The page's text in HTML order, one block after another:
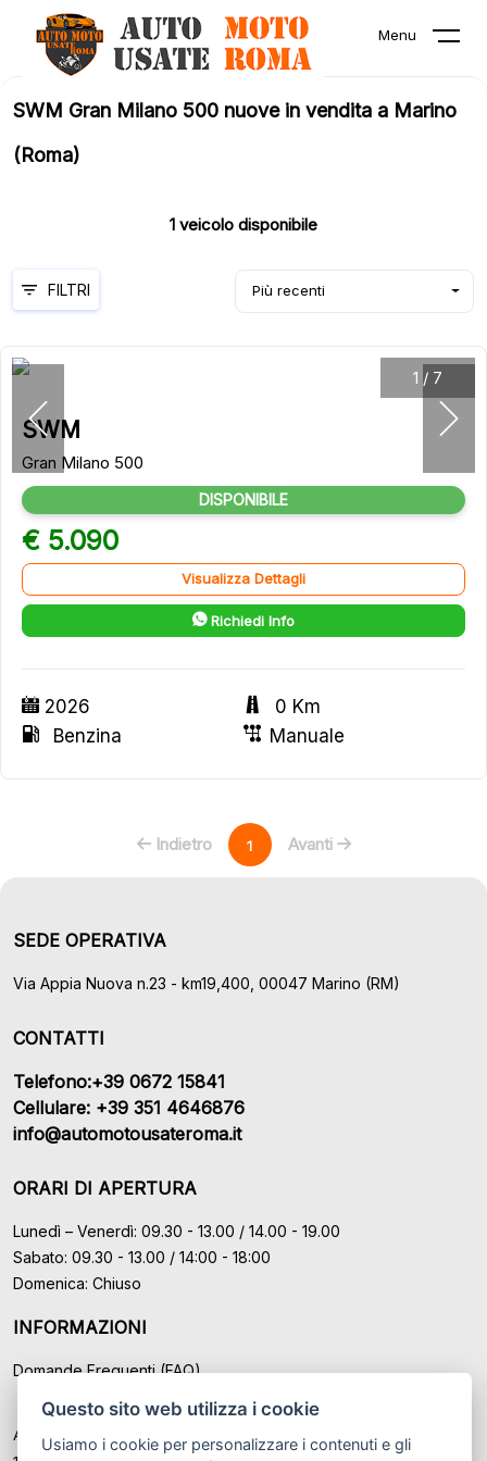
Menu
Questo sito web utilizza i cookie
Usiamo i cookie per personalizzare i contenuti e gli
SWM Gran Milano 500 nuove in vendita a Marino
(Roma)
1 veicolo disponibile
Più recenti
FILTRI
1 / 7
SWM
Gran Milano 500
DISPONIBILE
€ 5.090
Visualizza Dettagli
Richiedi Info
2026
0 Km
Benzina
Manuale
Indietro 1 Avanti
SEDE OPERATIVA
Via Appia Nuova n.23 - km19,400, 00047 Marino (RM)
CONTATTI
Telefono:+39 0672 15841
Cellulare: +39 351 4646876
info@automotousateroma.it
ORARI DI APERTURA
Lunedì – Venerdì: 09.30 - 13.00 / 14.00 - 19.00
Sabato: 09.30 - 13.00 / 14:00 - 18:00
Domenica: Chiuso
INFORMAZIONI
Domande Frequenti (FAQ)
Auto Moto Usate Roma Srl sede di Marino - Roma, P.IVA: IT